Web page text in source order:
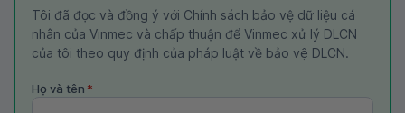
Tôi đã đọc và đồng ý với Chính sách bảo vệ dữ liệu cá
nhân của Vinmec và chấp thuận để Vinmec xử lý DLCN
của tôi theo quy định của pháp luật về bảo vệ DLCN.
Họ và tên *